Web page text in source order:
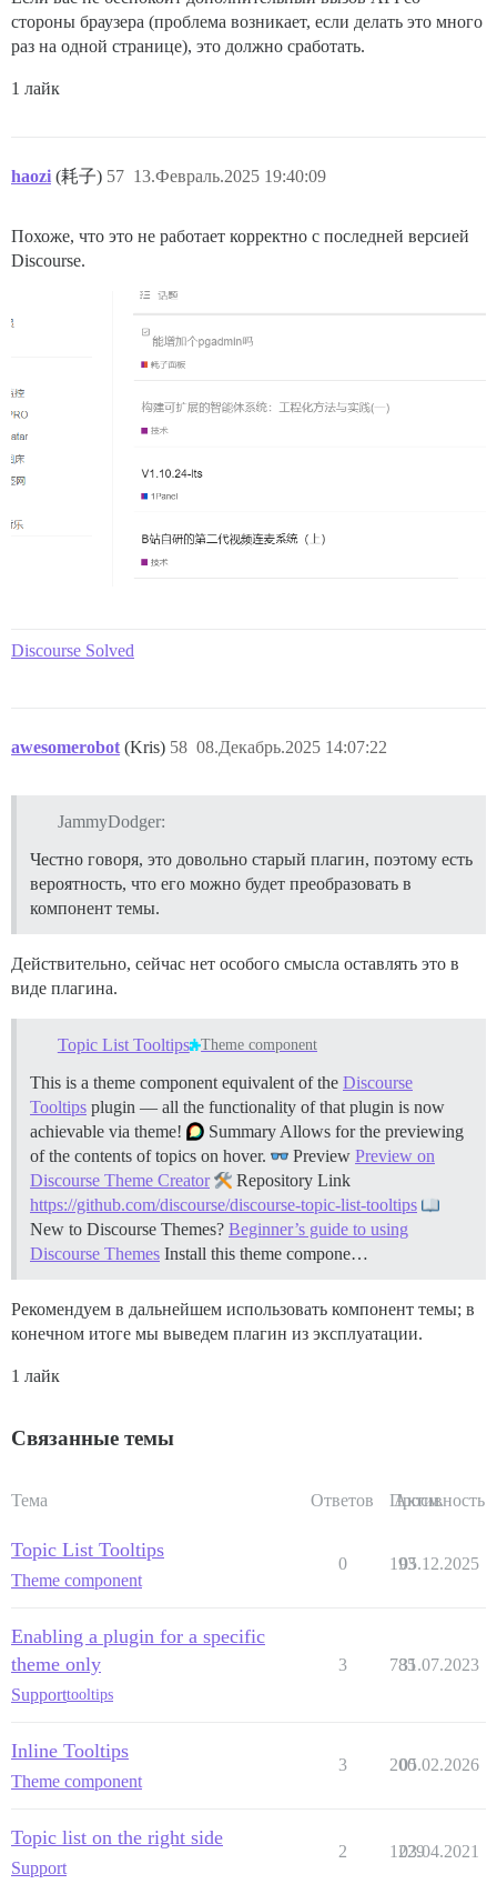
стороны браузера (проблема возникает, если делать это много
раз на одной странице), это должно сработать.
1 лайк
haozi (耗子) 13.Февраль.2025 19:40:09
57
Похоже, что это не работает корректно с последней версией
Discourse.
Discourse Solved
awesomerobot (Kris) 08.Декабрь.2025 14:07:22
58
JammyDodger:
Честно говоря, это довольно старый плагин, поэтому есть
вероятность, что его можно будет преобразовать в
компонент темы.
Действительно, сейчас нет особого смысла оставлять это в
виде плагина.
Topic List Tooltips Theme component
This is a theme component equivalent of the Discourse
Tooltips plugin — all the functionality of that plugin is now
achievable via theme!
Summary Allows for the previewing
of the contents of topics on hover.
Preview Preview on
Discourse Theme Creator
Repository Link
https://github.com/discourse/discourse-topic-list-tooltips
New to Discourse Themes? Beginner’s guide to using
Discourse Themes Install this theme compone…
Рекомендуем в дальнейшем использовать компонент темы; в
конечном итоге мы выведем плагин из эксплуатации.
1 лайк
Связанные темы
Тема Ответов Просм.
Активность
Topic List Tooltips
Theme component
0 193
05.12.2025
Enabling a plugin for a specific
theme only
Supporttooltips
3 785
31.07.2023
Inline Tooltips
Theme component
3 200
05.02.2026
Topic list on the right side
Support
2 1229
03.04.2021